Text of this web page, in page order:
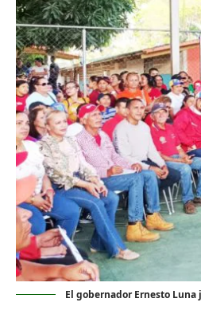
El gobernador Ernesto